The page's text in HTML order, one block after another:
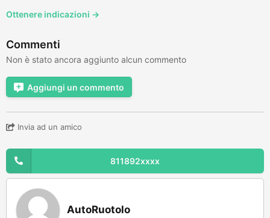
Ottenere indicazioni →
Commenti
Non è stato ancora aggiunto alcun commento
Aggiungi un commento
Invia ad un amico
811892xxxx
AutoRuotolo